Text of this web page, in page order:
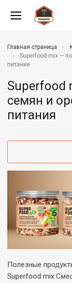
Главная страница
Superfood mix —
питания
Superfood
семян и
питания
Полезные
Superfood mix